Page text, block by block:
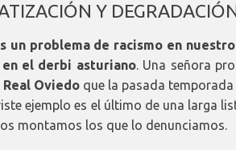
Y
un problema de racismo en
el derbi asturiano. Una señora
Real Oviedoque la pasada
ejemplo es el último de una larga
montamos los que lo denunciamos.